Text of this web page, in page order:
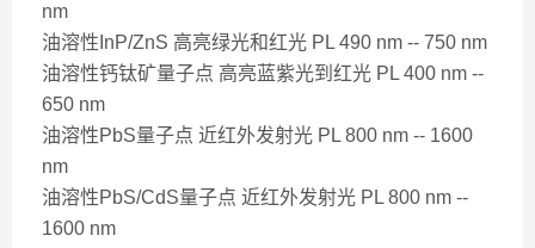
nm
油溶性InP/ZnS 高亮绿光和红光 PL 490 nm -- 750 nm
油溶性钙钛矿量子点 高亮蓝紫光到红光 PL 400 nm --
650 nm
油溶性PbS量子点 近红外发射光 PL 800 nm -- 1600
nm
油溶性PbS/CdS量子点 近红外发射光 PL 800 nm --
1600 nm